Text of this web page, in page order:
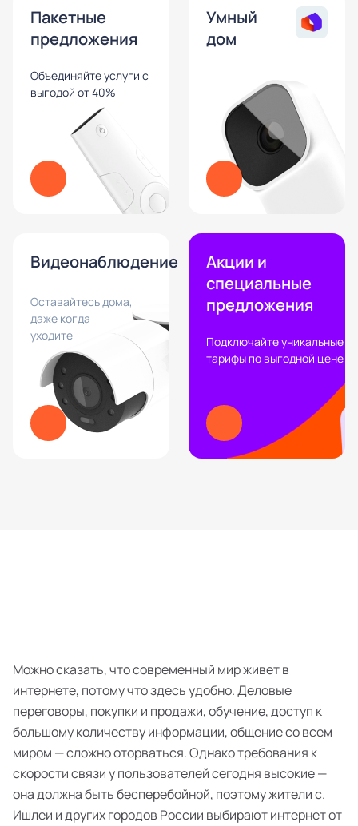
Пакетные
предложения
Объединяйте услуги с
выгодой от 40%
Умный
дом
Видеонаблюдение
Оставайтесь дома,
даже когда
уходите
Акции и
специальные
предложения
Подключайте уникальные
тарифы по выгодной цене
Можно сказать, что современный мир живет в
интернете, потому что здесь удобно. Деловые
переговоры, покупки и продажи, обучение, доступ к
большому количеству информации, общение со всем
миром — сложно оторваться. Однако требования к
скорости связи у пользователей сегодня высокие —
она должна быть бесперебойной, поэтому жители с.
Ишлеи и других городов России выбирают интернет от